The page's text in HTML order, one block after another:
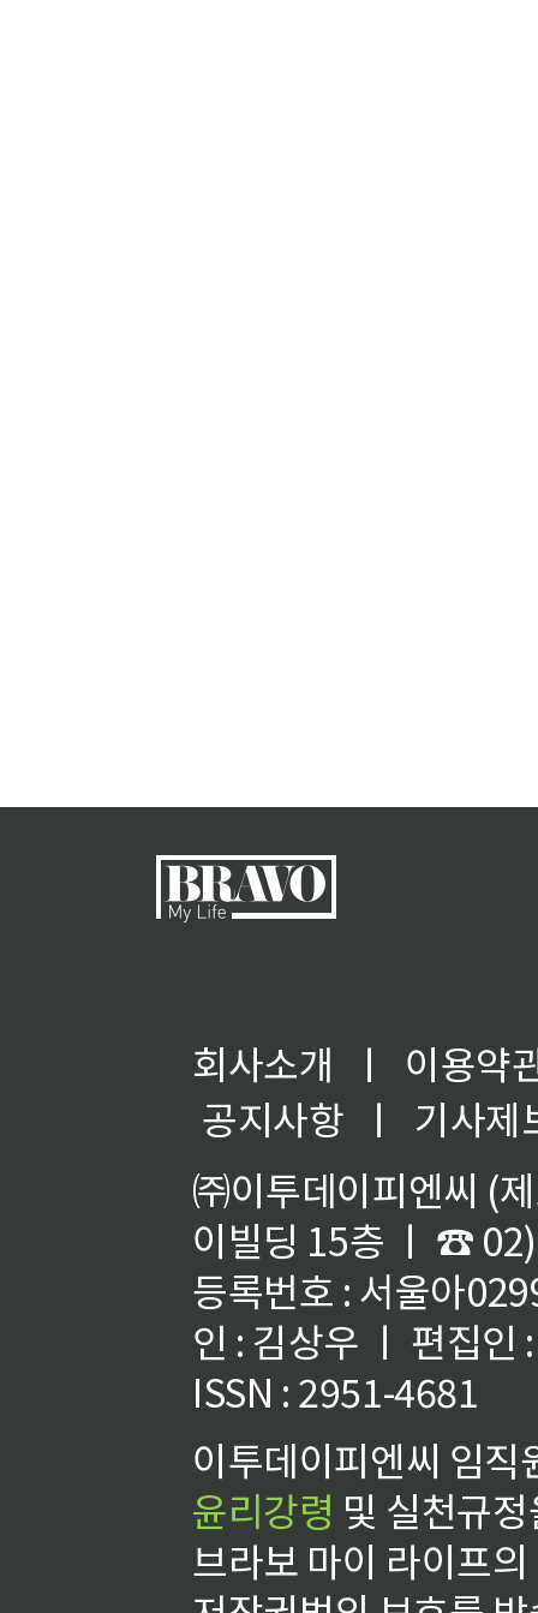
회사소개 ㅣ
이용약
공지사항
ㅣ
기사제
㈜이투데이피엔씨 (
이빌딩 15층 ㅣ ☎
등록번호 : 서울아
인 : 김상우 ㅣ 편집인
ISSN : 2951-4681
이투데이피엔씨 임
윤리강령 및 실천규
브라보 마이 라이프